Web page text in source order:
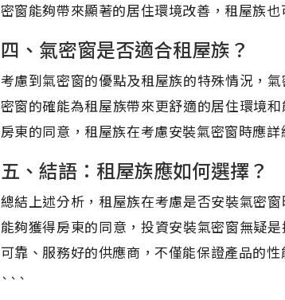
密窗能夠帶來顯著的居住環境改善，租屋族
四、氣密窗是否適合租屋族？
考慮到氣密窗的優點及租屋族的特殊情況，
密窗的確能為租屋族帶來更舒適的居住環境
房東的同意，租屋族在考慮安裝氣密窗時應
五、結語：租屋族應如何選擇？
總結上述分析，租屋族在考慮是否安裝氣密
能夠獲得房東的同意，投資安裝氣密窗無疑
可靠、服務好的供應商，不僅能保證產品的
```